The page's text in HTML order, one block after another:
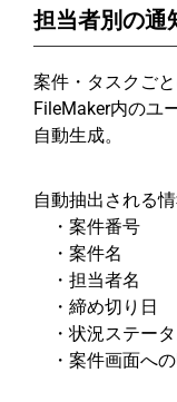
担当者別の通
案件・タスクご
FileMaker内のユ
自動生成。
自動抽出される
・案件番号
・案件名
・担当者名
・締め切り日
・状況ステータ
・案件画面への